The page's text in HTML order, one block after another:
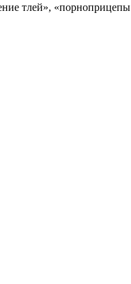
тлей», «порноприцепы